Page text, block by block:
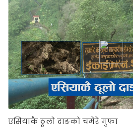
एसियाकै ठूलो दाङको चमेरे गुफा